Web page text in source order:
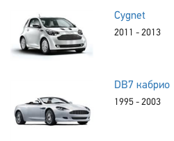
Cygnet
2011 - 2013
DB7 кабрио
1995 - 2003